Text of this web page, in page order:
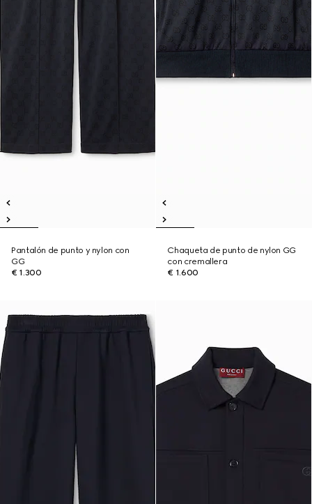
Pantalón de punto y nylon con
GG
€ 1.300
Chaqueta de punto de nylon GG
con cremallera
€ 1.600